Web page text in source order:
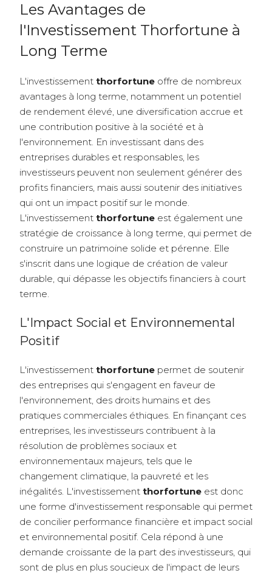
Les Avantages de
l'Investissement Thorfortune à
Long Terme
L'investissement thorfortune offre de nombreux
avantages à long terme, notamment un potentiel
de rendement élevé, une diversification accrue et
une contribution positive à la société et à
l'environnement. En investissant dans des
entreprises durables et responsables, les
investisseurs peuvent non seulement générer des
profits financiers, mais aussi soutenir des initiatives
qui ont un impact positif sur le monde.
L'investissement thorfortune est également une
stratégie de croissance à long terme, qui permet de
construire un patrimoine solide et pérenne. Elle
s'inscrit dans une logique de création de valeur
durable, qui dépasse les objectifs financiers à court
terme.
L'Impact Social et Environnemental
Positif
L'investissement thorfortune permet de soutenir
des entreprises qui s'engagent en faveur de
l'environnement, des droits humains et des
pratiques commerciales éthiques. En finançant ces
entreprises, les investisseurs contribuent à la
résolution de problèmes sociaux et
environnementaux majeurs, tels que le
changement climatique, la pauvreté et les
inégalités. L'investissement thorfortune est donc
une forme d'investissement responsable qui permet
de concilier performance financière et impact social
et environnemental positif. Cela répond à une
demande croissante de la part des investisseurs, qui
sont de plus en plus soucieux de l'impact de leurs